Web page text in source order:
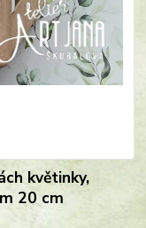
květinky,
20 cm